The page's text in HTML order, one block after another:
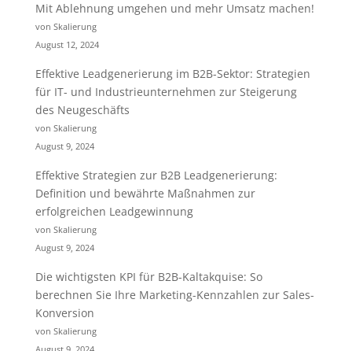
Mit Ablehnung umgehen und mehr Umsatz machen!
von Skalierung
August 12, 2024
Effektive Leadgenerierung im B2B-Sektor: Strategien
für IT- und Industrieunternehmen zur Steigerung
des Neugeschäfts
von Skalierung
August 9, 2024
Effektive Strategien zur B2B Leadgenerierung:
Definition und bewährte Maßnahmen zur
erfolgreichen Leadgewinnung
von Skalierung
August 9, 2024
Die wichtigsten KPI für B2B-Kaltakquise: So
berechnen Sie Ihre Marketing-Kennzahlen zur Sales-
Konversion
von Skalierung